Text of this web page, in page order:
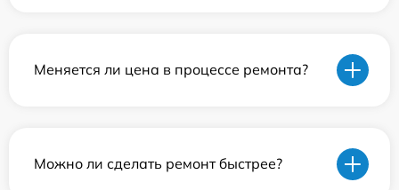
Меняется ли цена в процессе ремонта?
Можно ли сделать ремонт быстрее?